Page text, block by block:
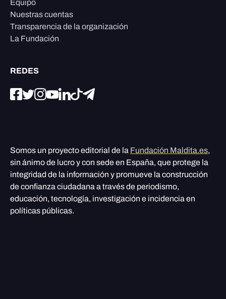
Equipo
Nuestras cuentas
Transparencia de la organización
La Fundación
REDES
Somos un proyecto editorial de la Fundación Maldita.es,
sin ánimo de lucro y con sede en España, que protege la
integridad de la información y promueve la construcción
de confianza ciudadana a través de periodismo,
educación, tecnología, investigación e incidencia en
políticas públicas.